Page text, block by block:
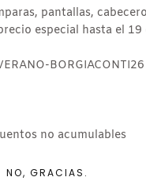
pantallas,
especial hasta el 19
BORGIACONTI26
no acumulables
NO, GRACIAS.
T. +34 91 457 16 17
DE INTERIORISMO
E ILUMINACION
de privacidad